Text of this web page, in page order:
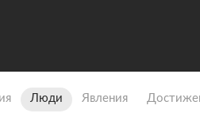
Люди Явления